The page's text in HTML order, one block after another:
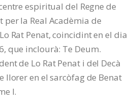
espiritual del Regne de
per la Real Acadèmia de
Rat Penat, coincidint en el dia
que inclourà: Te Deum.
de Lo Rat Penat i del Decà
llorer en el sarcòfag de Benat
I.